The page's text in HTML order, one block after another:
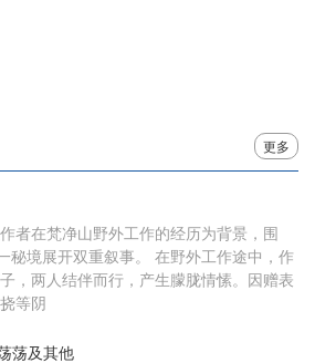
更多
作者在梵净山野外工作的经历为背景，围
秘境展开双重叙事。 在野外工作途中，作
，两人结伴而行，产生朦胧情愫。因赠表
等阴
荡及其他